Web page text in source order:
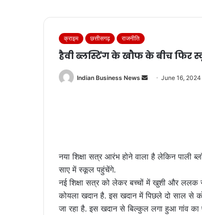
क्राइम छत्तीसगढ़ राजनीति
हैवी ब्लस्टिंग के खौफ के बीच फिर
Indian Business News
SendJune 16, 2024
नया शिक्षा सत्र आरंभ होने वाला है लेकिन पाली
साए में स्कूल पहुंचेंगे.
नई शिक्षा सत्र को लेकर बच्चों में खुशी और ललक
कोयला खदान है. इस खदान में पिछले दो साल से
जा रहा है. इस खदान से बिल्कुल लगा हुआ गांव